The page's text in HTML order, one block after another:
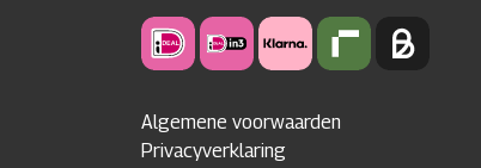
Algemene voorwaarden
Privacyverklaring